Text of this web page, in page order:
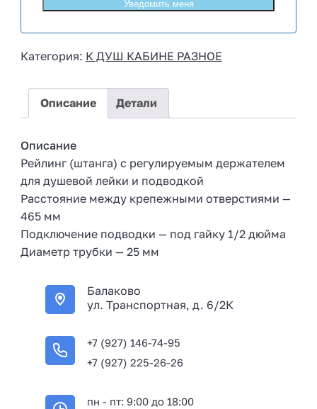
s
a
7
Категория: К ДУШ КАБИНЕ РАЗНОЕ
Описание Детали
Описание
Рейлинг (штанга) с регулируемым держателем
для душевой лейки и подводкой
Расстояние между крепежными отверстиями —
465 мм
Подключение подводки — под гайку 1/2 дюйма
Диаметр трубки — 25 мм
Балаково
ул. Транспортная, д. 6/2К
+7 (927) 146-74-95
+7 (927) 225-26-26
пн - пт: 9:00 до 18:00